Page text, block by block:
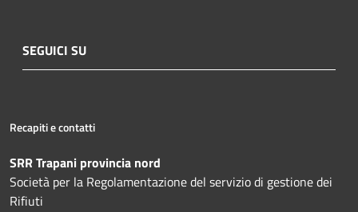
SEGUICI SU
Recapiti e contatti
SRR Trapani provincia nord
Società per la Regolamentazione del servizio di gestione dei
Rifiuti